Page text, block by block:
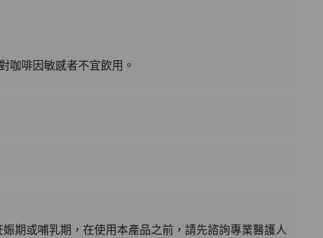
咖啡因敏感者不宜飲用。
期或哺乳期，在使用本產品之前，請先諮詢專業醫護人